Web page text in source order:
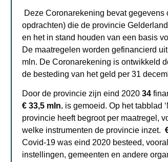
Deze Coronarekening bevat
opdrachten) die de provincie
en het in stand houden van een basis
De maatregelen worden gefinancierd
mln. De Coronarekening is ontwikkeld
de besteding van het geld per 31
Door de provincie zijn eind 202034
€ 33,5 mln. is gemoeid. Op het tabblad
provincie heeft begroot per maatregel,
welke instrumenten de provincie inzet.
Covid-19 was eind 2020 besteed,
instellingen, gemeenten en andere